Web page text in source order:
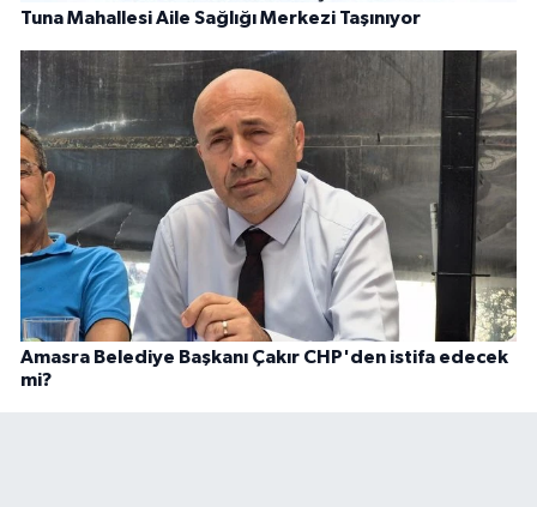
Tuna Mahallesi Aile Sağlığı Merkezi Taşınıyor
Amasra Belediye Başkanı Çakır CHP'den istifa edecek
mi?